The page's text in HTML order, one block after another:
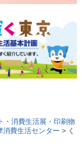
・消費生活展・印刷物
消費生活センター > く